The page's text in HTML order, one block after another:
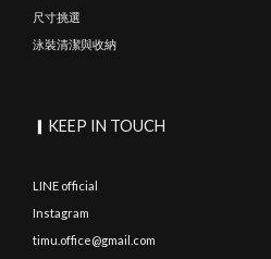
尺寸挑選
泳裝清潔與收納
▎KEEP IN TOUCH
LINE official
Instagram
timu.office@gmail.com